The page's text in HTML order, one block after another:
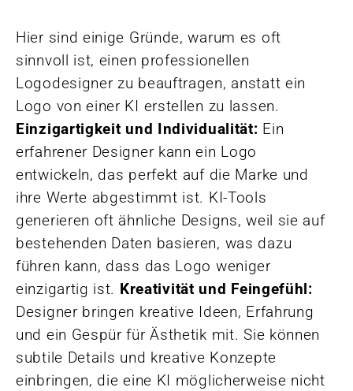
Hier sind einige Gründe, warum es oft
sinnvoll ist, einen professionellen
Logodesigner zu beauftragen, anstatt ein
Logo von einer KI erstellen zu lassen.
Einzigartigkeit und Individualität: Ein
erfahrener Designer kann ein Logo
entwickeln, das perfekt auf die Marke und
ihre Werte abgestimmt ist. KI-Tools
generieren oft ähnliche Designs, weil sie auf
bestehenden Daten basieren, was dazu
führen kann, dass das Logo weniger
einzigartig ist. Kreativität und Feingefühl:
Designer bringen kreative Ideen, Erfahrung
und ein Gespür für Ästhetik mit. Sie können
subtile Details und kreative Konzepte
einbringen, die eine KI möglicherweise nicht